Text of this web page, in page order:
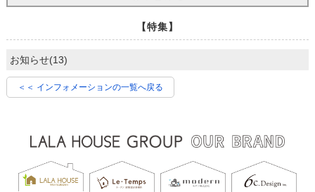
【特集】
お知らせ(13)
＜＜ インフォメーションの一覧へ戻る